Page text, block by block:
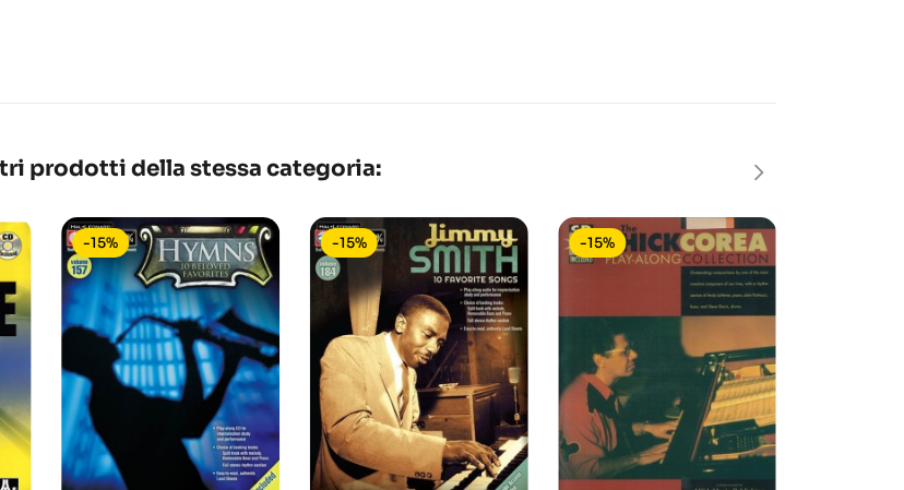
prodotti della stessa categoria:
-15% -15% -15%